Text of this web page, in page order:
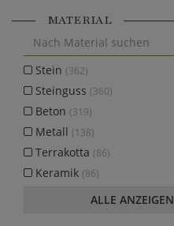
MATERIAL
Stein (362)
Steinguss (360)
Beton (319)
Metall (138)
Terrakotta (86)
Keramik (86)
ALLE ANZEIGEN